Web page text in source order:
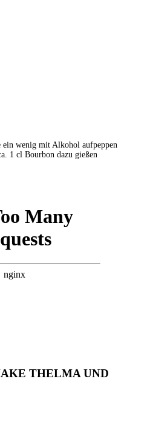
ein wenig mit Alkohol aufpeppen
1 cl Bourbon dazu gießen
THELMA UND